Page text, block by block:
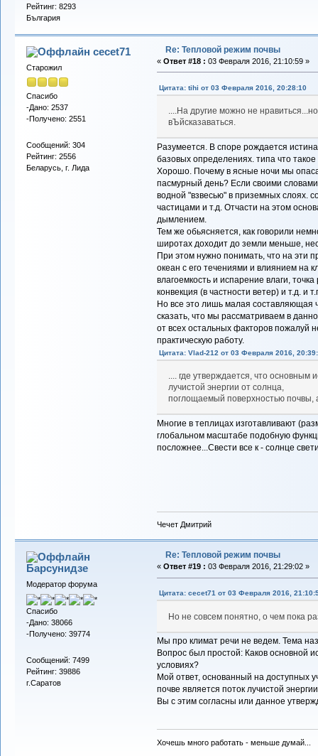
Рейтинг: 8293
България
cecet71
Старожил
Спасибо
-Дано: 2537
-Получено: 2551
Сообщений: 304
Рейтинг: 2556
Беларусь, г. Лида
Re: Тепловой режим почвы
« Ответ #18 : 03 Февраля 2016, 21:10:59 »
Цитата: tihi от 03 Февраля 2016, 20:28:10
....На другие можно не
вЪйсказаваться.
Разумеется. В споре рождается
базовых определениях. типа что
Хорошо. Почему в ясные ночи мы
пасмурный день? Если своими
водной "взвесью" в приземных слоях.
частицами и т.д. Отчасти на этом
дымлением.
Тем же обьясняется, как говорили
широтах доходит до земли меньше,
При этом нужно понимать, что на эти
океан с его течениями и влиянием на
влагоемкость и испарение влаги,
конвекция (в частности ветер) и т.д. и
Но все это лишь малая составляющая
сказать, что мы рассматриваем в
от всех остальных факторов пожалуй
практическую работу.
Цитата: Vlad-212 от 03 Февраля 2016,
.... где утверждается, что основным
лучистой энергии от солнца,
поглощаемый поверхностью почвы,
Многие в теплицах изготавливают
глобальном масштабе подобную
посложнее...Свести все к - солнце
Чечет Дмитрий
Барсунидзе
Модератор форума
Спасибо
-Дано: 38066
-Получено: 39774
Сообщений: 7499
Рейтинг: 39886
г.Саратов
Re: Тепловой режим почвы
« Ответ #19 : 03 Февраля 2016, 21:29:02 »
Цитата: cecet71 от 03 Февраля 2016,
Но не совсем понятно, о чем пока
Мы про климат речи не ведем. Тема
Вопрос был простой: Каков основной
условиях?
Мой ответ, основанный на доступных
почве является поток лучистой
Вы с этим согласны или данное
Хочешь много работать - меньше думай...